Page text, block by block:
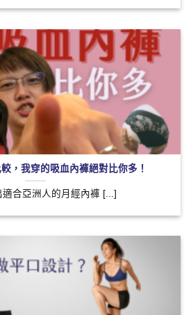
，我穿的吸血內褲絕對比你多！
合亞洲人的月經內褲 [...]